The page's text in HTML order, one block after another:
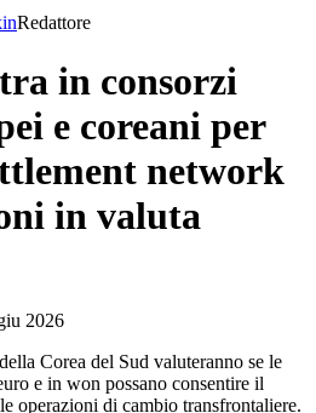
Redattore
in consorzi
e coreani per
network
in valuta
2026
Corea del Sud valuteranno se le
e in won possano consentire il
operazioni di cambio transfrontaliere.